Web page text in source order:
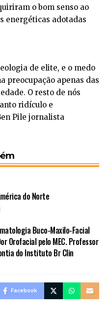
o bom senso ao
energéticas adotadas
de elite, e o medo
preocupação apenas das
O resto de nós
ridículo e
Pile jornalista
do Norte
Buco-Maxilo-Facial
Orofacial pelo MEC. Professor
do Instituto Br Clin
Facebook